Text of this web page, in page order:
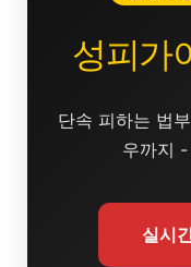
성피가
단속 피하는 법
우까지
실시